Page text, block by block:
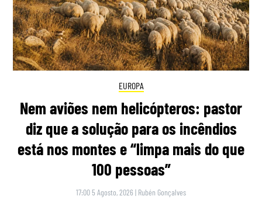
EUROPA
Nem aviões nem helicópteros: pastor
diz que a solução para os incêndios
está nos montes e “limpa mais do que
100 pessoas”
17:00 5 Agosto, 2026 | Rubén Gonçalves